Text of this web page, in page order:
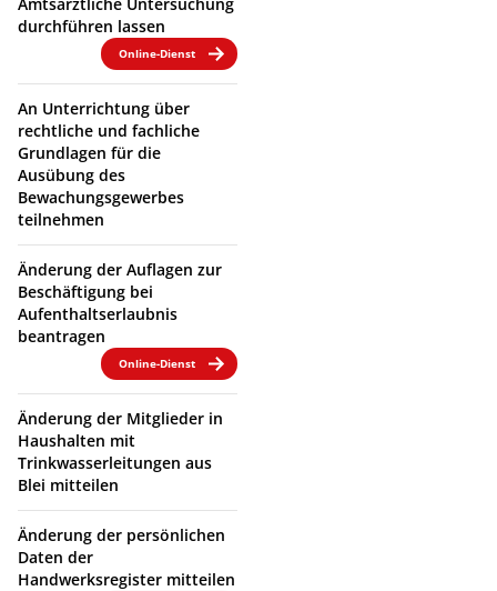
durchführen lassen
Online-Dienst
An Unterrichtung über
rechtliche und fachliche
Grundlagen für die
Ausübung des
Bewachungsgewerbes
teilnehmen
Änderung der Auflagen zur
Beschäftigung bei
Aufenthaltserlaubnis
beantragen
Online-Dienst
Änderung der Mitglieder in
Haushalten mit
Trinkwasserleitungen aus
Blei mitteilen
Änderung der persönlichen
Daten der
Handwerksregister mitteilen